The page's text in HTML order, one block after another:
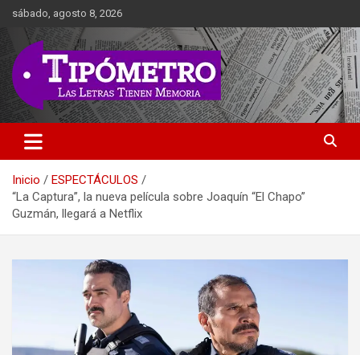
Saltar
contenido
sábado, agosto 8, 2026
Tipometro
Las Letras Tienen Memoria
Inicio
ESPECTÁCULOS
“La Captura”, la nueva película sobre Joaquín “El Chapo”
Guzmán, llegará a Netflix